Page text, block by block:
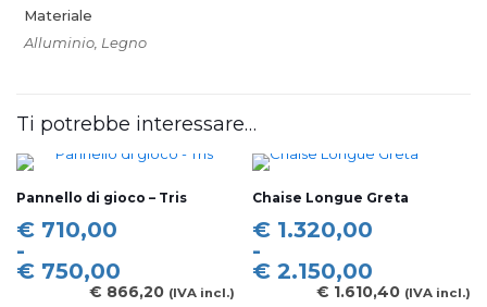
Materiale
Alluminio, Legno
Ti potrebbe interessare…
Pannello di gioco – Tris
€ 710,00
-
€ 750,00
Fascia
di
prezzo:
€ 866,20 (IVA incl.)
Chaise Longue Greta
€ 1.320,00
-
€ 2.150,00
Fascia
di
prezzo:
€ 1.610,40 (IVA incl.)